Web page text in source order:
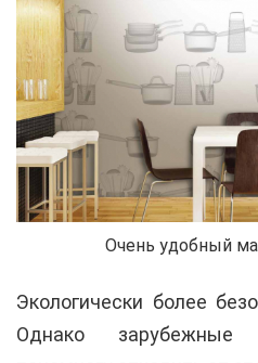
Очень удобный
Экологически более
Однако зарубежные